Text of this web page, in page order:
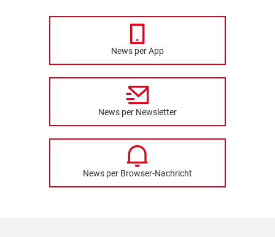
News per App
News per Newsletter
News per Browser-Nachricht